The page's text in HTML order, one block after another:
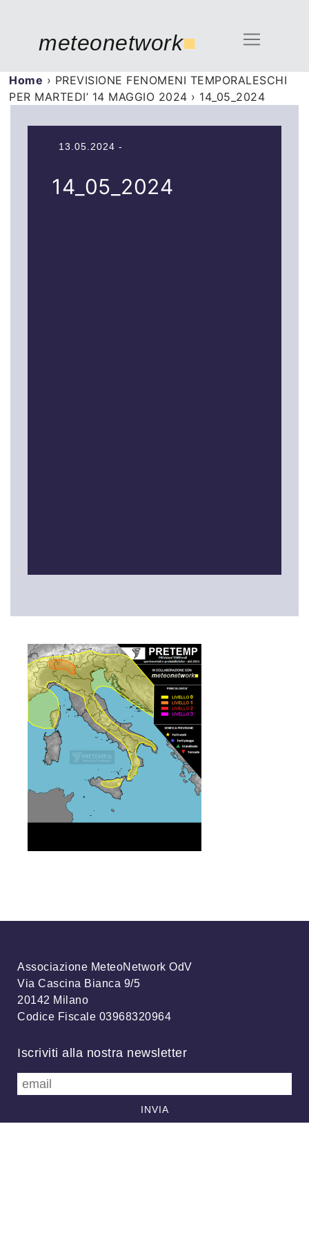
meteonetwork■
Home › PREVISIONE FENOMENI TEMPORALESCHI
PER MARTEDI’ 14 MAGGIO 2024 › 14_05_2024
13.05.2024 -
14_05_2024
Associazione MeteoNetwork OdV
Via Cascina Bianca 9/5
20142 Milano
Codice Fiscale 03968320964
Iscriviti alla nostra newsletter